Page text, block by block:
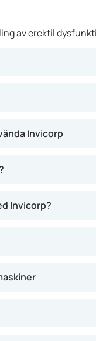
av erektil
Invicorp
Invicorp?